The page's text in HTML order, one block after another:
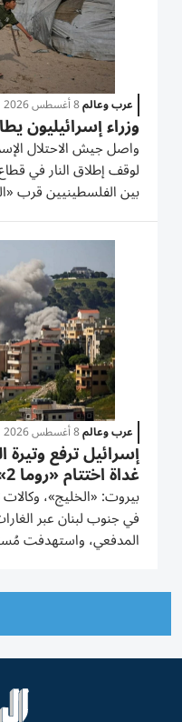
عرب وعالم8 أغسطس 2026
وزراء إسرائيليون
واصل جيش الاحتلال
لوقف إطلاق النار في
بين الفلسطينيين قرب
إسرائيليون لعمليات
الأمريكي دونالد
عرب وعالم8 أغسطس 2026
إسرائيل ترفع
غداة اختتام «روما 2»
بيروت: «الخليج»، وكالات
في جنوب لبنان عبر
المدفعي، واستهدفت